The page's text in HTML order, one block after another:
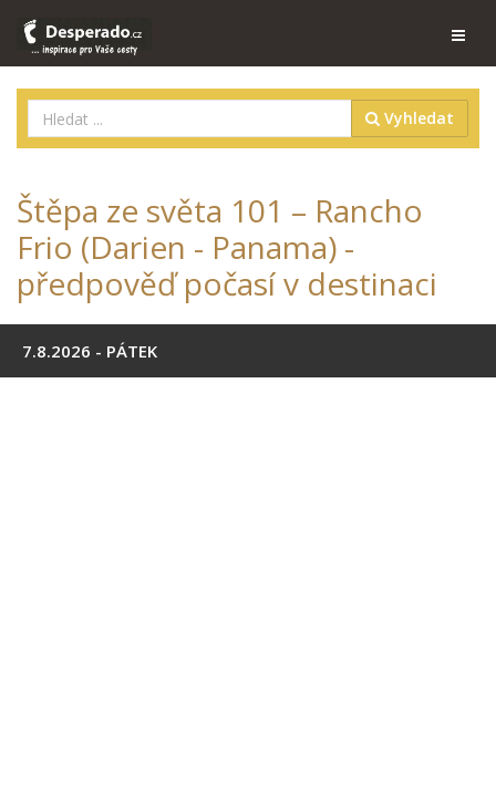
Vyhledat
Štěpa ze světa 101 – Rancho
Frio (Darien - Panama) -
předpověď počasí v destinaci
7.8.2026 - PÁTEK